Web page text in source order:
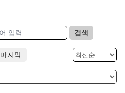
검색
마지막